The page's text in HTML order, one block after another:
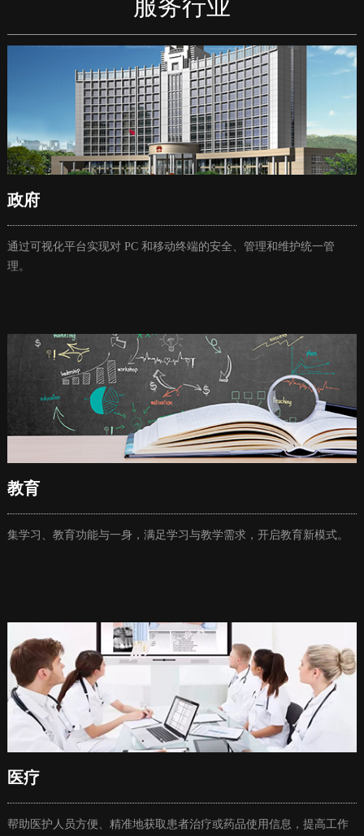
服务行业
政府
通过可视化平台实现对 PC 和移动终端的安全、管理和维护统一管
理。
教育
集学习、教育功能与一身，满足学习与教学需求，开启教育新模式。
医疗
帮助医护人员方便、精准地获取患者治疗或药品使用信息，提高工作